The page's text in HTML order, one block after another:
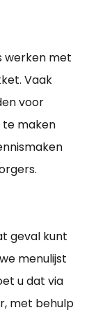
werken met
Vaak
voor
te maken
geval kunt
menulijst
u dat via
met behulp